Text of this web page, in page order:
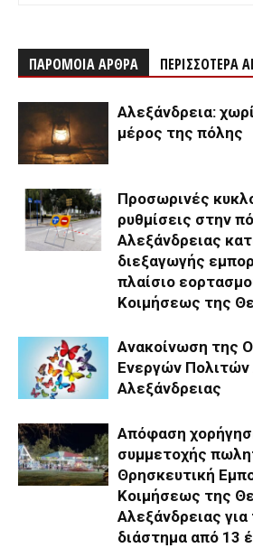
ΠΑΡΟΜΟΙΑ ΑΡΘΡΑ ΠΕΡΙΣΣΟΤΕΡΑ
Αλεξάνδρεια:
μέρος της πόλης
Προσωρινές
ρυθμίσεις στην
Αλεξάνδρειας
διεξαγωγής
πλαίσιο
Κοιμήσεως της
Ανακοίνωση της
Ενεργών
Αλεξάνδρειας
Απόφαση
συμμετοχής
Θρησκευτική
Κοιμήσεως της
Αλεξάνδρειας για
διάστημα από 13